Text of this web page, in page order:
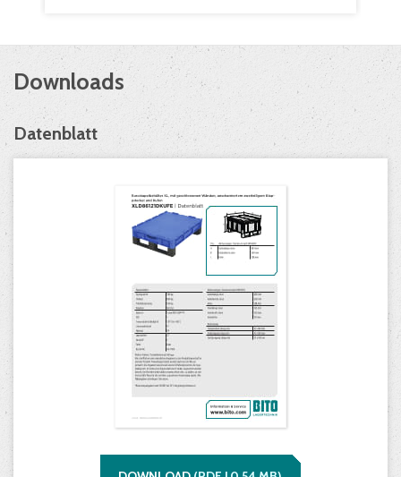
Downloads
Datenblatt